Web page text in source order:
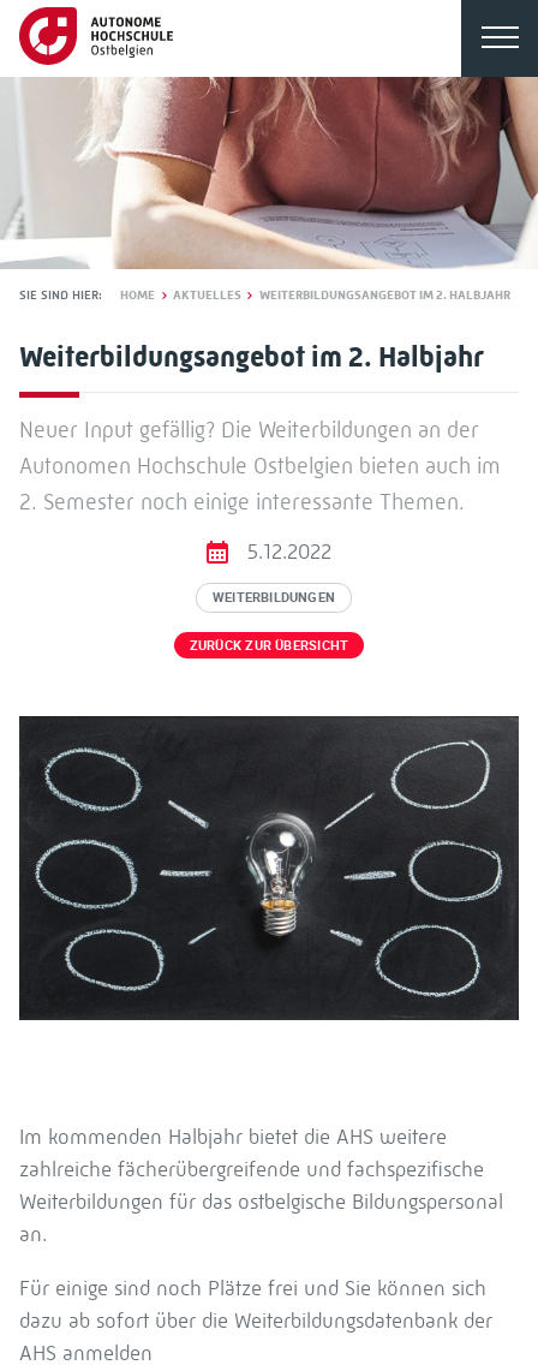
SIE SIND HIER: HOME AKTUELLES WEITERBILDUNGSANGEBOT IM 2. HALBJAHR
Weiterbildungsangebot im 2. Halbjahr
Neuer Input gefällig? Die Weiterbildungen an der
Autonomen Hochschule Ostbelgien bieten auch im
2. Semester noch einige interessante Themen.
5.12.2022
WEITERBILDUNGEN
ZURÜCK ZUR ÜBERSICHT
Im kommenden Halbjahr bietet die AHS weitere
zahlreiche fächerübergreifende und fachspezifische
Weiterbildungen für das ostbelgische Bildungspersonal
an.
Für einige sind noch Plätze frei und Sie können sich
dazu ab sofort über die Weiterbildungsdatenbank der
AHS anmelden